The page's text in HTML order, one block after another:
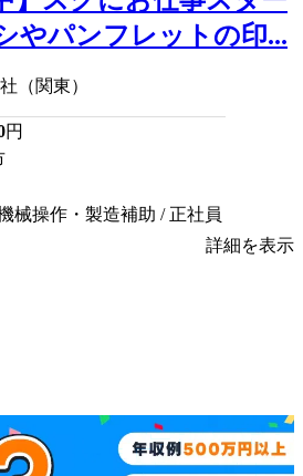
やパンフレットの印...
（関東）
円
械操作・製造補助 / 正社員
詳細を表示